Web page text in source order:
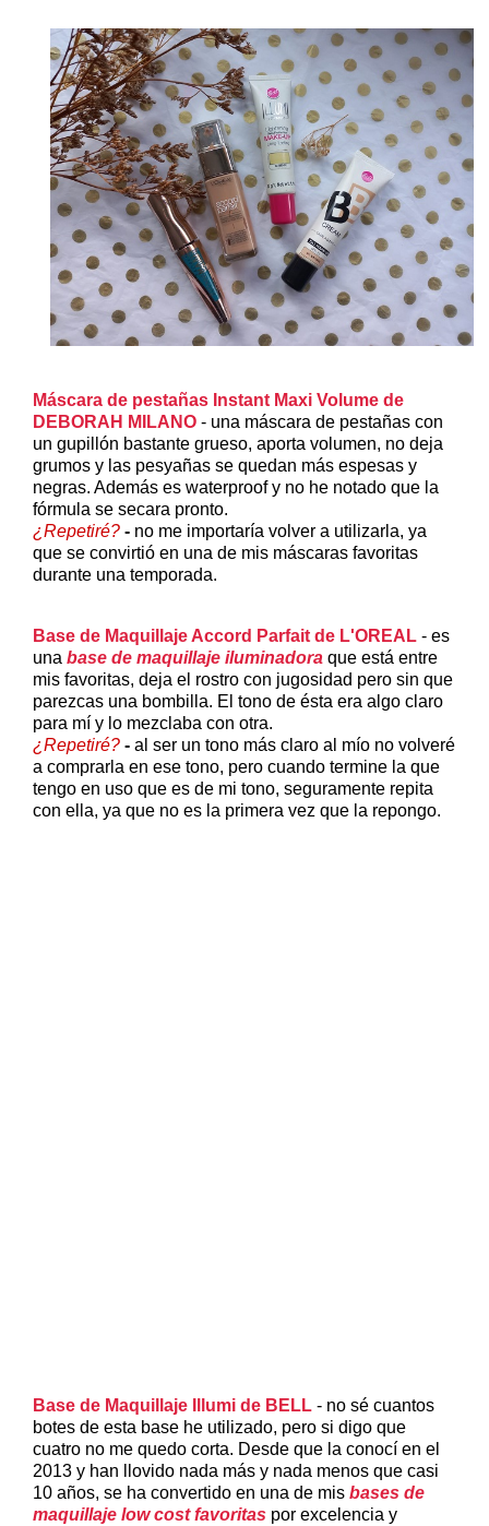
Máscara de pestañas Instant Maxi Volume de
DEBORAH MILANO - una máscara de pestañas con
un gupillón bastante grueso, aporta volumen, no deja
grumos y las pesyañas se quedan más espesas y
negras. Además es waterproof y no he notado que la
fórmula se secara pronto.
¿Repetiré? - no me importaría volver a utilizarla, ya
que se convirtió en una de mis máscaras favoritas
durante una temporada.
Base de Maquillaje Accord Parfait de L'OREAL - es
una base de maquillaje iluminadora que está entre
mis favoritas, deja el rostro con jugosidad pero sin que
parezcas una bombilla. El tono de ésta era algo claro
para mí y lo mezclaba con otra.
¿Repetiré? - al ser un tono más claro al mío no volveré
a comprarla en ese tono, pero cuando termine la que
tengo en uso que es de mi tono, seguramente repita
con ella, ya que no es la primera vez que la repongo.
Base de Maquillaje Illumi de BELL - no sé cuantos
botes de esta base he utilizado, pero si digo que
cuatro no me quedo corta. Desde que la conocí en el
2013 y han llovido nada más y nada menos que casi
10 años, se ha convertido en una de mis bases de
maquillaje low cost favoritas por excelencia y